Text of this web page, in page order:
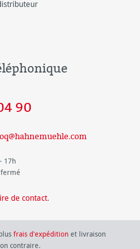
90
17h
fermé
de contact.
frais d'expédition et livraison
contraire.